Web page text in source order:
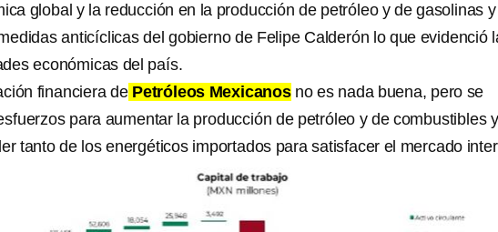
global y la reducción en la producción de petróleo y de gasolinas
anticíclicas del gobierno de Felipe Calderón lo que evidenció
económicas del país.
financiera dePetróleos Mexicanosno es nada buena, pero se
para aumentar la producción de petróleo y de combustibles
tanto de los energéticos importados para satisfacer el mercado